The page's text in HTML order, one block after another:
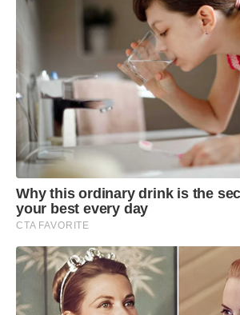
Why this ordinary drink is the
your best every day
CTA FAVORITE